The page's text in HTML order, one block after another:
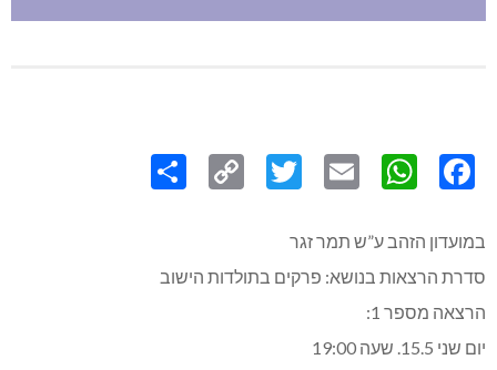
Link
במועדון הזהב ע”ש תמר זגר
סדרת הרצאות בנושא: פרקים בתולדות הישוב
הרצאה מספר 1:
יום שני 15.5. שעה 19:00